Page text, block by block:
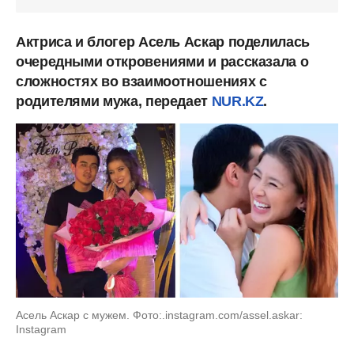
Актриса и блогер Асель Аскар поделилась
очередными откровениями и рассказала о
сложностях во взаимоотношениях с
родителями мужа, передает NUR.KZ.
Асель Аскар с мужем. Фото:.instagram.com/assel.askar:
Instagram